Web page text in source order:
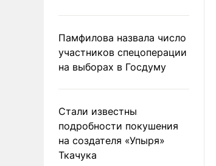
Памфилова назвала число
участников спецоперации
на выборах в Госдуму
Стали известны
подробности покушения
на создателя «Упыря»
Ткачука